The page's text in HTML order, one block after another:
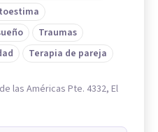
Traumas
Terapia de pareja
las Américas Pte. 4332, El